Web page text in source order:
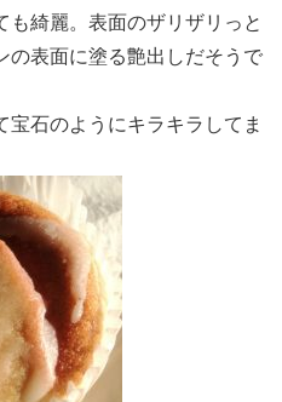
も綺麗。表面のザリザリっと
の表面に塗る艶出しだそうで
石のようにキラキラしてま